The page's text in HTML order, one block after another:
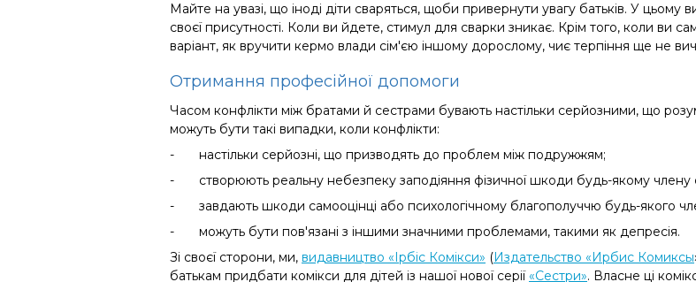
Майте на увазі, що іноді діти сваряться, щоби привернути увагу батьків. У цьому
своєї присутності. Коли ви йдете, стимул для сварки зникає. Крім того, коли ви
варіант, як вручити кермо влади сім'єю іншому дорослому, чиє терпіння ще не
Отримання професійної допомоги
Часом конфлікти між братами й сестрами бувають настільки серйозними, що
можуть бути такі випадки, коли конфлікти:
-
настільки серйозні, що призводять до проблем між подружжям;
-
створюють реальну небезпеку заподіяння фізичної шкоди будь-якому члену
-
завдають шкоди самооцінці або психологічному благополуччю будь-якого
-
можуть бути пов'язані з іншими значними проблемами, такими як депресія.
Зі своєї сторони, ми, видавництво «Ірбіс Комікси» (Издательство «Ирбис Комиксы
батькам придбати комікси для дітей із нашої нової серії «Сестри». Власне ці